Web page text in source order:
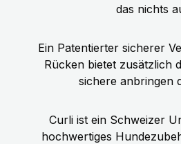
das nichts
Ein Patentierter sicherer
Rücken bietet zusätzlich
sichere anbringen
Curli ist ein Schweizer
hochwertiges